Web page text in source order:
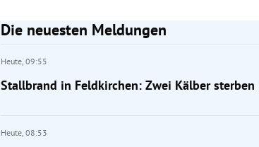
Die neuesten Meldungen
Heute, 09:55
Stallbrand in Feldkirchen: Zwei Kälber sterben
Heute, 08:53